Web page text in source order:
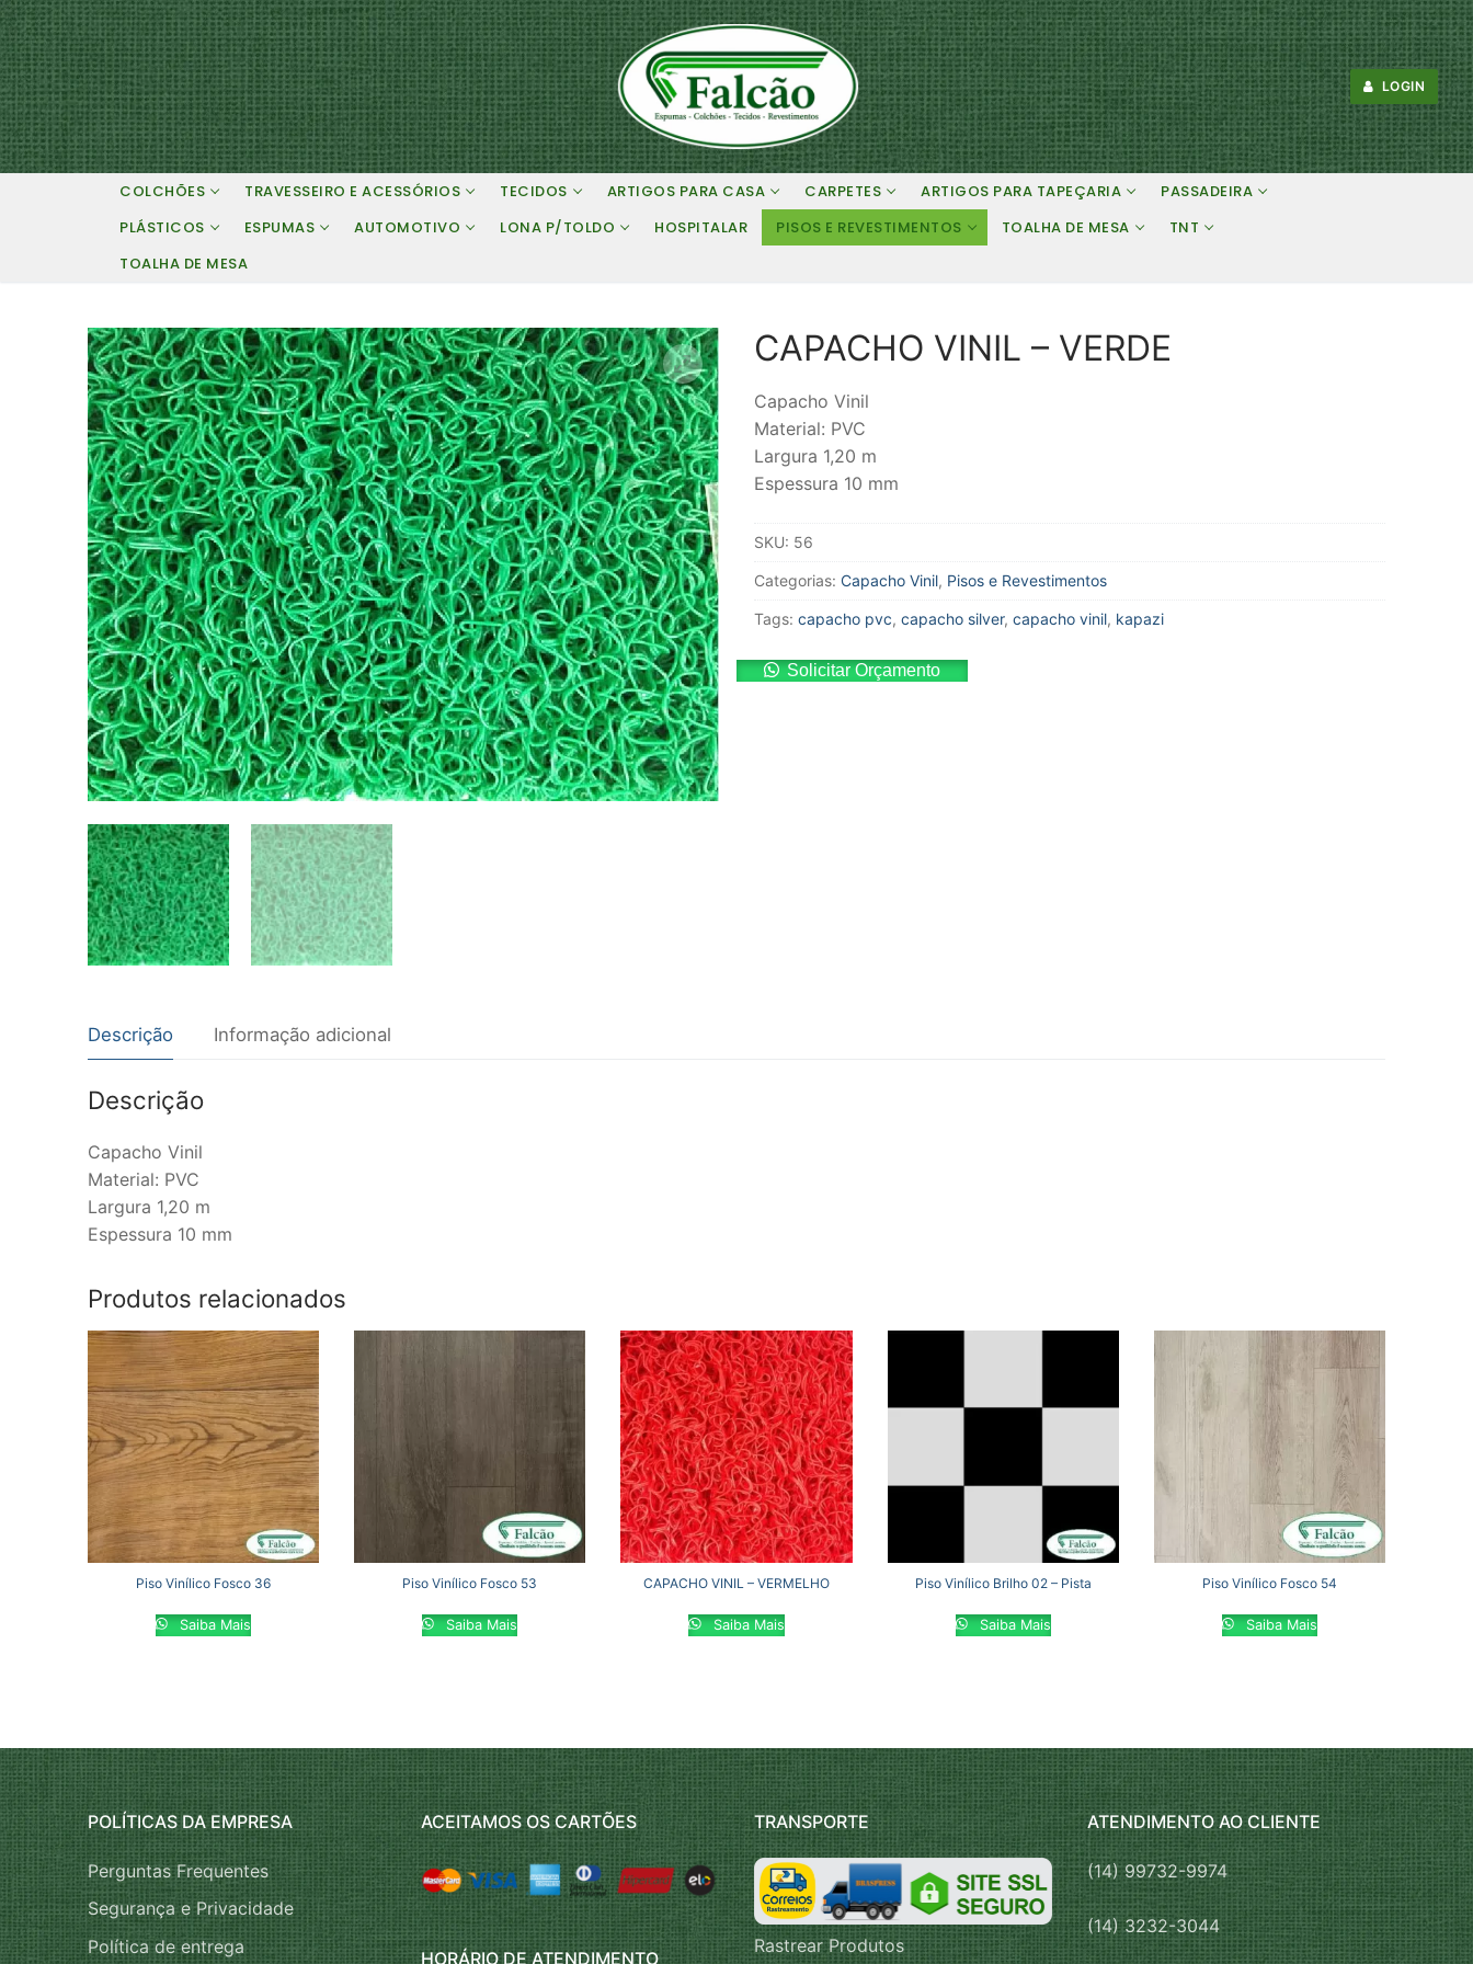
Pular
para
o
conteúdo
LOGIN
COLCHÕES TRAVESSEIRO E ACESSÓRIOS TECIDOS ARTIGOS PARA CASA CARPETES ARTIGOS PARA TAPEÇARIA
PASSADEIRA
PLÁSTICOS
ESPUMAS AUTOMOTIVO LONA P/TOLDO HOSPITALAR PISOS E REVESTIMENTOS TOALHA DE MESA
TNT
TOALHA DE MESA
CAPACHO VINIL – VERDE
Capacho Vinil
Material: PVC
Largura 1,20 m
Espessura 10 mm
SKU: 56
Categorias: Capacho Vinil, Pisos e Revestimentos
Tags: capacho pvc, capacho silver, capacho vinil, kapazi
Solicitar Orçamento
Descrição Informação adicional
Descrição
Capacho Vinil
Material: PVC
Largura 1,20 m
Espessura 10 mm
Produtos relacionados
Piso Vinílico Fosco 36
Saiba Mais
Piso Vinílico Fosco 53
Saiba Mais
CAPACHO VINIL – VERMELHO
Saiba Mais
Piso Vinílico Brilho 02 – Pista
Saiba Mais
Piso Vinílico Fosco 54
Saiba Mais
POLÍTICAS DA EMPRESA
Perguntas Frequentes
Segurança e Privacidade
Política de entrega
ACEITAMOS OS CARTÕES
HORÁRIO DE ATENDIMENTO
TRANSPORTE
Rastrear Produtos
ATENDIMENTO AO CLIENTE
(14) 99732-9974
(14) 3232-3044